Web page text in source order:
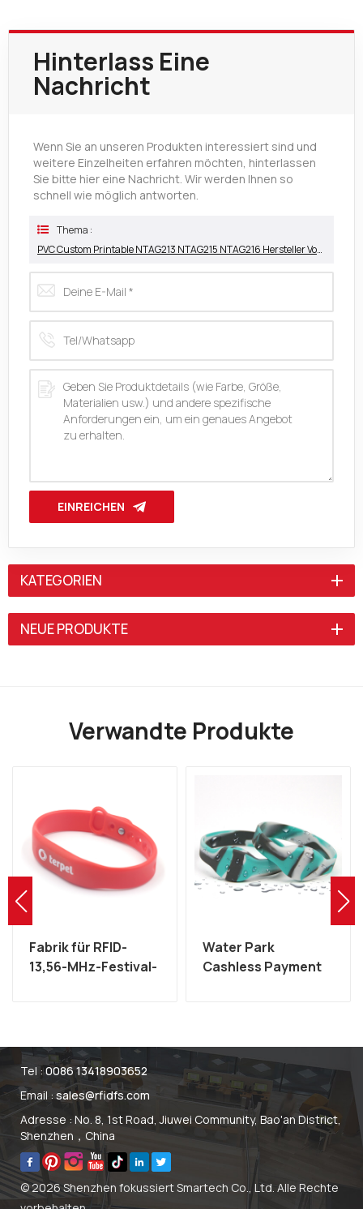
Hinterlass Eine
Nachricht
Wenn Sie an unseren Produkten interessiert sind und
weitere Einzelheiten erfahren möchten, hinterlassen
Sie bitte hier eine Nachricht. Wir werden Ihnen so
schnell wie möglich antworten.
Thema :
PVC Custom Printable NTAG213 NTAG215 NTAG216 Hersteller Von NFC Anti-Metall-Tags
EINREICHEN
KATEGORIEN
NEUE PRODUKTE
Verwandte Produkte
Fabrik für RFID-
13,56-MHz-Festival-
Water Park
Cashless Payment
Armband
Tel :0086 13418903652
Email : sales@rfidfs.com
Adresse : No. 8, 1st Road, Jiuwei Community, Bao'an District,
Shenzhen，China
© 2026 Shenzhen fokussiert Smartech Co., Ltd. Alle Rechte